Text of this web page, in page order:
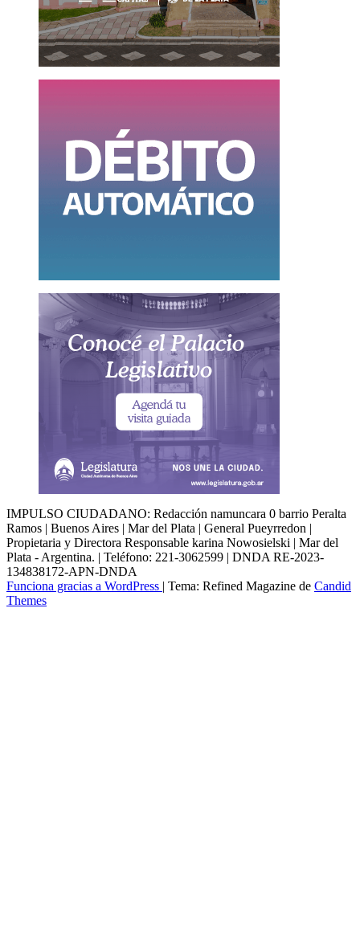
IMPULSO CIUDADANO: Redacción namuncara 0 barrio Peralta
Ramos | Buenos Aires | Mar del Plata | General Pueyrredon |
Propietaria y Directora Responsable karina Nowosielski | Mar del
Plata - Argentina. | Teléfono: 221-3062599 | DNDA RE-2023-
134838172-APN-DNDA
Funciona gracias a WordPress | Tema: Refined Magazine de Candid
Themes